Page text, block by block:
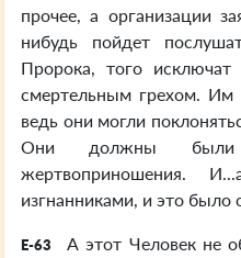
прочее, а организации
нибудь пойдет
Пророка, того исключат
смертельным грехом. Им
ведь они могли
Они должны
жертвоприношения.
изгнанниками, и это было
E-63
А этот Человек не